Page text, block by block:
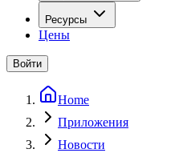
Ресурсы
Цены
Войти
Home
Приложения
Новости